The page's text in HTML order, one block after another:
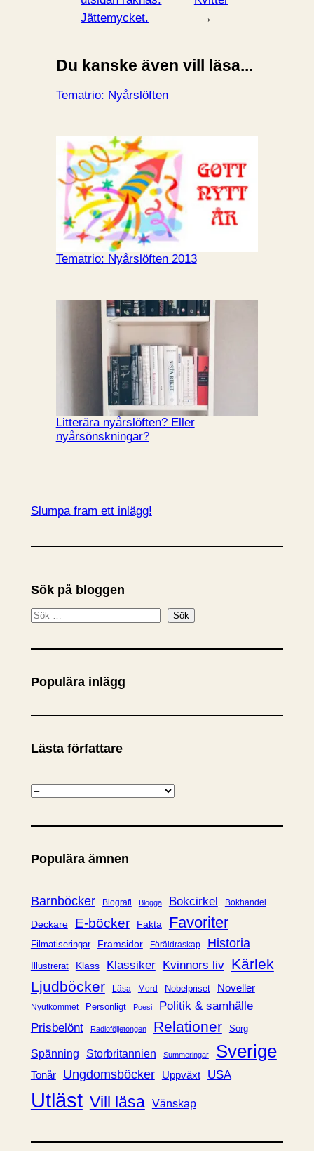
Jättemycket.
→
Du kanske även vill läsa...
Tematrio: Nyårslöften
Tematrio: Nyårslöften 2013
Litterära nyårslöften? Eller
nyårsönskningar?
Slumpa fram ett inlägg!
Sök på bloggen
S
k
Sök
Populära inlägg
Lästa författare
K
t
g
r
i
Populära ämnen
Barnböcker Biografi Blogga Bokcirkel Bokhandel
Deckare E-böcker Fakta Favoriter
Filmatiseringar Framsidor Föräldraskap Historia
Illustrerat Klass Klassiker Kvinnors liv Kärlek
Ljudböcker
Läsa Mord Nobelpriset Noveller
Nyutkommet Personligt Poesi
Politik & samhälle
Prisbelönt
Radioföljetongen Relationer Sorg
Spänning Storbritannien Summeringar Sverige
Tonår Ungdomsböcker Uppväxt USA
Utläst Vill läsa Vänskap